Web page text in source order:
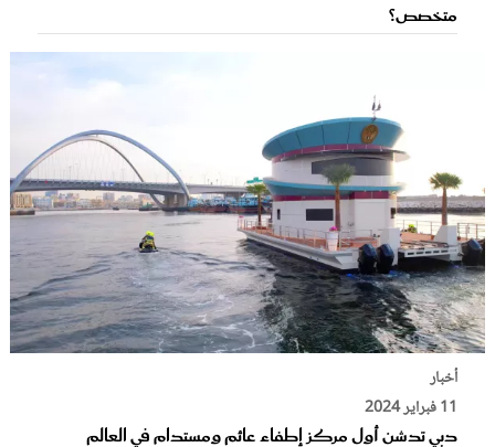
متخصص؟
أخبار
11 فبراير 2024
دبي تدشن أول مركز إطفاء عائم ومستدام في العالم